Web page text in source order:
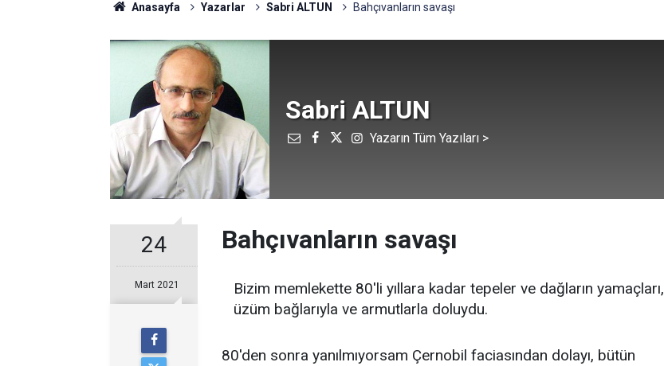
Anasayfa Yazarlar Sabri ALTUN Bahçıvanların savaşı
Sabri ALTUN
Yazarın Tüm Yazıları >
24
Mart 2021
Bahçıvanların savaşı
Bizim memlekette 80'li yıllara kadar tepeler ve dağların yamaçları,
üzüm bağlarıyla ve armutlarla doluydu.
80'den sonra yanılmıyorsam Çernobil faciasından dolayı, bütün